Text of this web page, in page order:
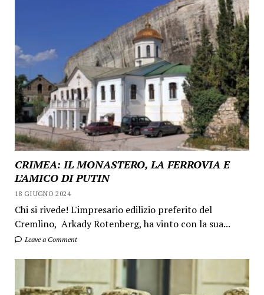
CRIMEA: IL MONASTERO, LA FERROVIA E
L’AMICO DI PUTIN
18 GIUGNO 2024
Chi si rivede! L'impresario edilizio preferito del
Cremlino, Arkady Rotenberg, ha vinto con la sua...
Leave a Comment